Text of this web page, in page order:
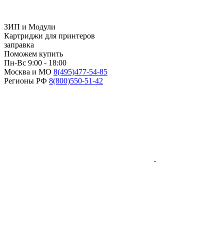
ЗИП и Модули
Картриджи для принтеров
заправка
Поможем купить
Пн-Вс 9:00 - 18:00
Москва и МО 8(495)477-54-85
Регионы РФ 8(800)550-51-42